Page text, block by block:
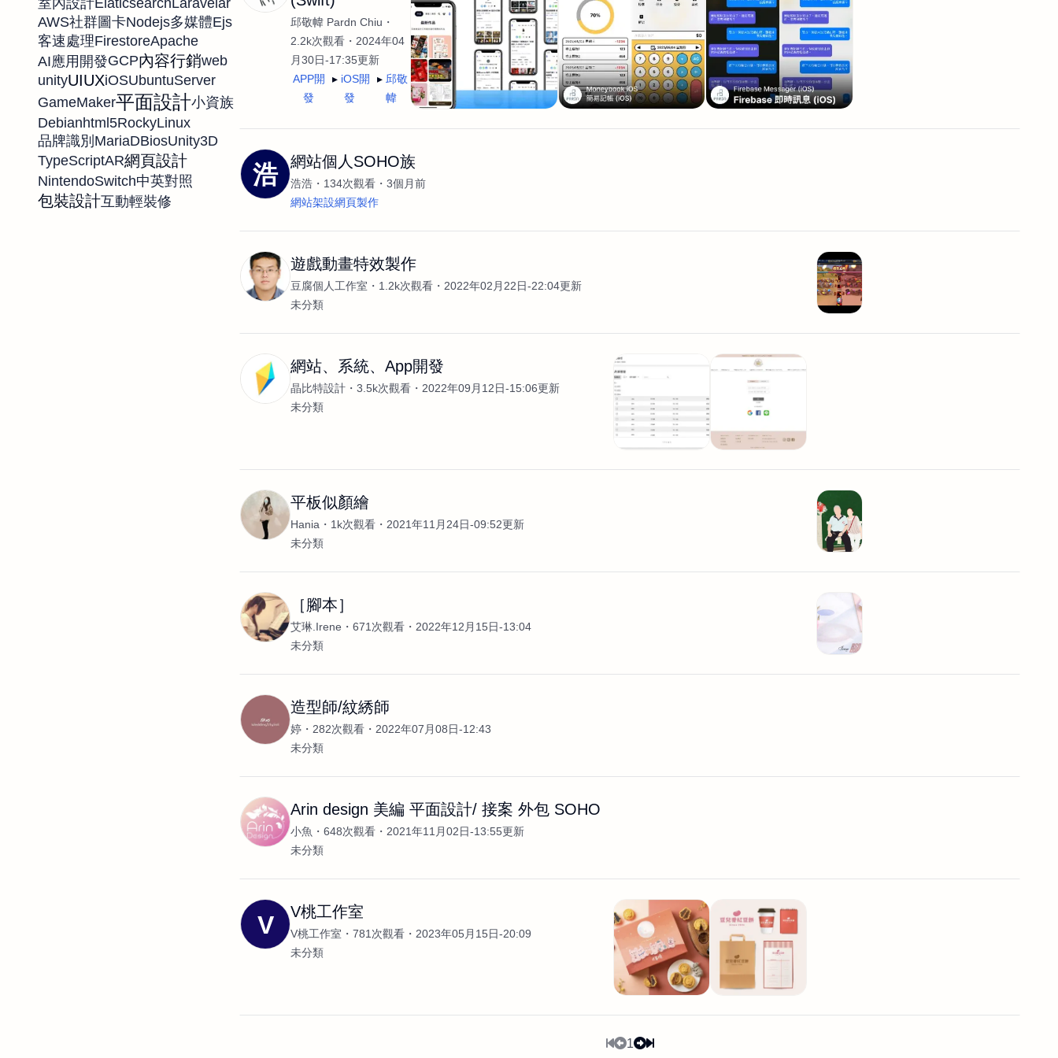
室內設計
AWS社群圖卡Nodejs多媒體Ejs
客速處理FirestoreApache
AI應用開發GCP內容行銷web
unityUIUXiOSUbuntuServer
GameMaker平面設計小資族
Debianhtml5RockyLinux
品牌識別 MariaDBiosUnity3D
TypeScriptAR網頁設計
NintendoSwitch中英對照
包裝設計互動輕裝修
邱敬幃 Pardn Chiu
2.2k次觀看
2024年04
月30日-17:35更新
APP開
發
iOS開
發
邱敬
幃
浩 網站個人SOHO族
浩浩 134次觀看
3個月前
網站架設網頁製作
遊戲動畫特效製作
豆腐個人工作室 1.2k次觀看
2022年02月22日-22:04更新
未分類
網站、系統、App開發
晶比特設計 3.5k次觀看
2022年09月12日-15:06更新
未分類
平板似顏繪
Hania 1k次觀看
2021年11月24日-09:52更新
未分類
［腳本］
艾琳.Irene 671次觀看
2022年12月15日-13:04
未分類
造型師/紋綉師
婷 282次觀看
2022年07月08日-12:43
未分類
Arin design 美編 平面設計/ 接案 外包 SOHO
小魚 648次觀看
2021年11月02日-13:55更新
未分類
V V桃工作室
V桃工作室 781次觀看
2023年05月15日-20:09
未分類
1